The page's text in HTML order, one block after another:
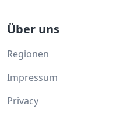
Über uns
Regionen
Impressum
Privacy